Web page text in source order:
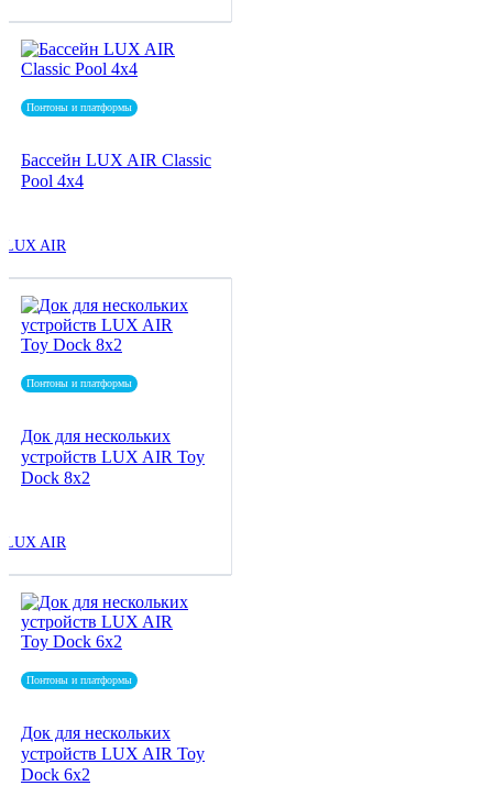
Понтоны и платформы
Бассейн LUX AIR Classic
Pool 4x4
LUX AIR
Понтоны и платформы
Док для нескольких
устройств LUX AIR Toy
Dock 8x2
LUX AIR
Понтоны и платформы
Док для нескольких
устройств LUX AIR Toy
Dock 6x2